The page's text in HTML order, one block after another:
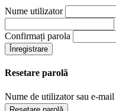
Nume utilizator
Confirmați parola
Înregistrare
Resetare parolă
Nume de utilizator sau e-mail